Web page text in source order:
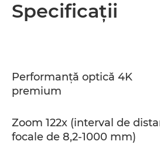
Specificaţii
Performanţă optică 4K
premium
Zoom 122x (interval de
focale de 8,2-1000 mm)